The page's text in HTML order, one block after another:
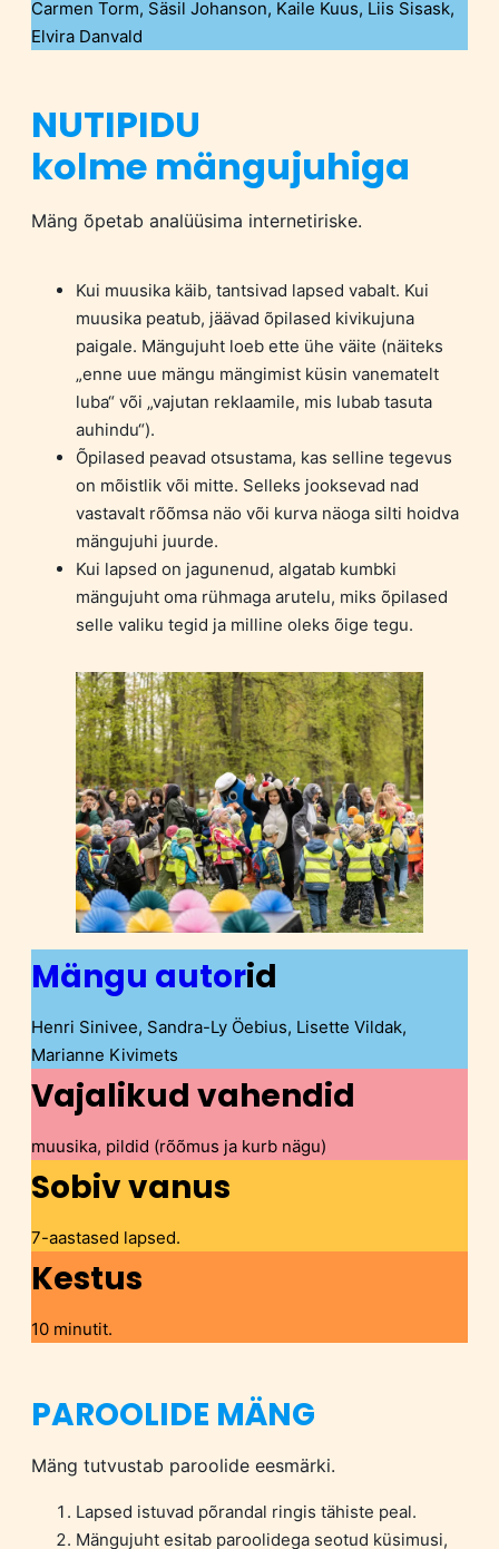
Carmen Torm, Säsil Johanson, Kaile Kuus, Liis Sisask,
Elvira Danvald
NUTIPIDU
kolme mängujuhiga
Mäng õpetab analüüsima internetiriske.
Kui muusika käib, tantsivad lapsed vabalt. Kui
muusika peatub, jäävad õpilased kivikujuna
paigale. Mängujuht loeb ette ühe väite (näiteks
„enne uue mängu mängimist küsin vanematelt
luba“ või „vajutan reklaamile, mis lubab tasuta
auhindu“).
Õpilased peavad otsustama, kas selline tegevus
on mõistlik või mitte. Selleks jooksevad nad
vastavalt rõõmsa näo või kurva näoga silti hoidva
mängujuhi juurde.
Kui lapsed on jagunenud, algatab kumbki
mängujuht oma rühmaga arutelu, miks õpilased
selle valiku tegid ja milline oleks õige tegu.
Mängu autorid
Henri Sinivee, Sandra-Ly Öebius, Lisette Vildak,
Marianne Kivimets
Vajalikud vahendid
muusika, pildid (rõõmus ja kurb nägu)
Sobiv vanus
7-aastased lapsed.
Kestus
10 minutit.
PAROOLIDE MÄNG
Mäng tutvustab paroolide eesmärki.
Lapsed istuvad põrandal ringis tähiste peal.
Mängujuht esitab paroolidega seotud küsimusi,